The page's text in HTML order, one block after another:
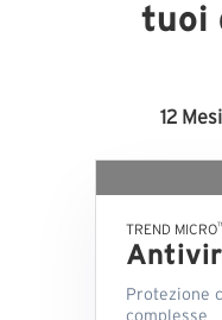
tuoi
12 Mesi
TREND MICRO
Protezione
complesse